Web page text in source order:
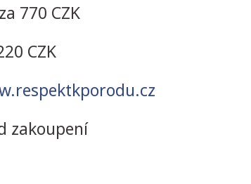
770 CZK
CZK
zakoupení